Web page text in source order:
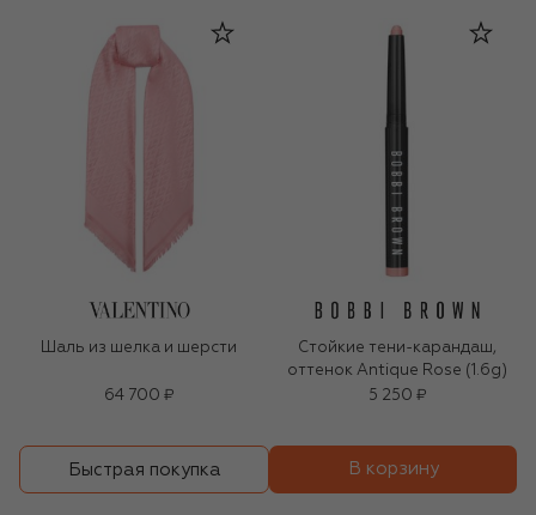
Шаль из шелка и шерсти
64 700 ₽
Стойкие тени-карандаш,
оттенок Antique Rose (1.6g)
5 250 ₽
Быстрая покупка В корзину